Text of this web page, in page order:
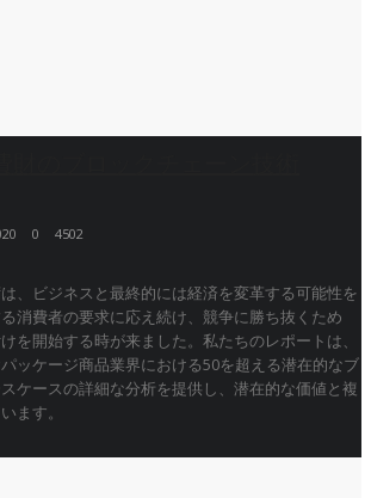
0 4502
、ビジネスと最終的には経済を変革する可能性を
消費者の要求に応え続け、競争に勝ち抜くため
を開始する時が来ました。私たちのレポートは、
ッケージ商品業界における50を超える潜在的なブ
ケースの詳細な分析を提供し、潜在的な価値と複
ます。